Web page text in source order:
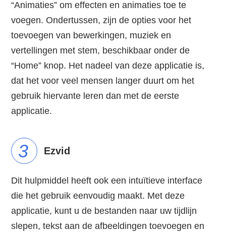
“Animaties” om effecten en animaties toe te
voegen. Ondertussen, zijn de opties voor het
toevoegen van bewerkingen, muziek en
vertellingen met stem, beschikbaar onder de
“Home” knop. Het nadeel van deze applicatie is,
dat het voor veel mensen langer duurt om het
gebruik hiervante leren dan met de eerste
applicatie.
3 Ezvid
Dit hulpmiddel heeft ook een intuïtieve interface
die het gebruik eenvoudig maakt. Met deze
applicatie, kunt u de bestanden naar uw tijdlijn
slepen, tekst aan de afbeeldingen toevoegen en